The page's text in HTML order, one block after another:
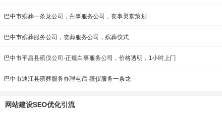
巴中市殡葬一条龙公司，白事服务公司，丧事灵堂策划
巴中市殡葬服务公司，丧葬服务公司，殡葬仪式
巴中市平昌县殡仪公司-正规白事服务公司，价格透明，1小时上门
巴中市通江县殡葬服务办理电话-殡仪服务一条龙
网站建设SEO优化引流